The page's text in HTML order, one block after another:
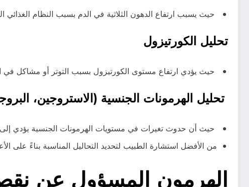
حيث يسبب ارتفاع الدهون الثلاثية في الدم بسبب النظام الغذائي
تحليل الكورتيزول
حيث يؤدي ارتفاع مستوى الكورتيزول بسبب التوتر أو مشاكل في
تحليل الهرمونات الجنسية (الاستروجين،
حيث أن حدوث تغيرات في مستويات الهرمونات الجنسية يؤدي
من الأفضل استشارة الطبيب لتحديد التحاليل المناسبة بناءً على
الهرمون المسؤول عن